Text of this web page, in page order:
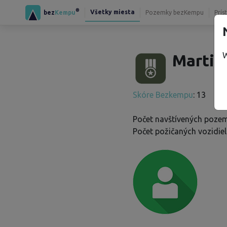
bezKempu® Všetky miesta Pozemky bezKempu
Martin
Skóre Bezkempu: 13
Počet navštívených
Počet požičaných